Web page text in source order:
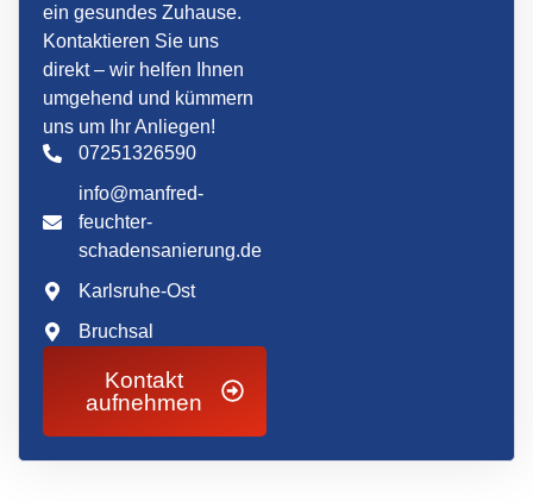
ein gesundes Zuhause.
Kontaktieren Sie uns
direkt – wir helfen Ihnen
umgehend und kümmern
uns um Ihr Anliegen!
07251326590
info@manfred-
feuchter-
schadensanierung.de
Karlsruhe-Ost
Bruchsal
Kontakt
aufnehmen